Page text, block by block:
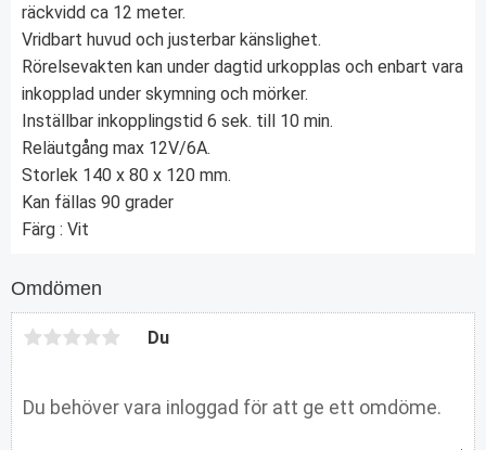
räckvidd ca 12 meter.
Vridbart huvud och justerbar känslighet.
Rörelsevakten kan under dagtid urkopplas och enbart vara
inkopplad under skymning och mörker.
Inställbar inkopplingstid 6 sek. till 10 min.
Reläutgång max 12V/6A.
Storlek 140 x 80 x 120 mm.
Kan fällas 90 grader
Färg : Vit
Omdömen
Du